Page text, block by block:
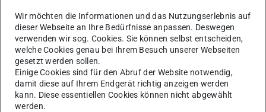
Zurück
Wir möchten die Informationen und das Nutzungserlebnis auf
dieser Webseite an Ihre Bedürfnisse anpassen. Deswegen
verwenden wir sog. Cookies. Sie können selbst entscheiden,
welche Cookies genau bei Ihrem Besuch unserer Webseiten
gesetzt werden sollen.
Einige Cookies sind für den Abruf der Website notwendig,
damit diese auf Ihrem Endgerät richtig anzeigen werden
kann. Diese essentiellen Cookies können nicht abgewählt
werden.